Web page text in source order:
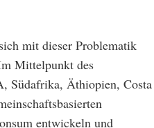
mit dieser Problematik
Mittelpunkt des
Südafrika, Äthiopien, Costa
entwickeln und